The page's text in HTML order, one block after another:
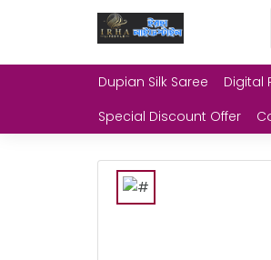
Dupian Silk Saree Digital
Special Discount Offer